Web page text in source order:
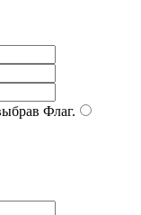
Флаг.